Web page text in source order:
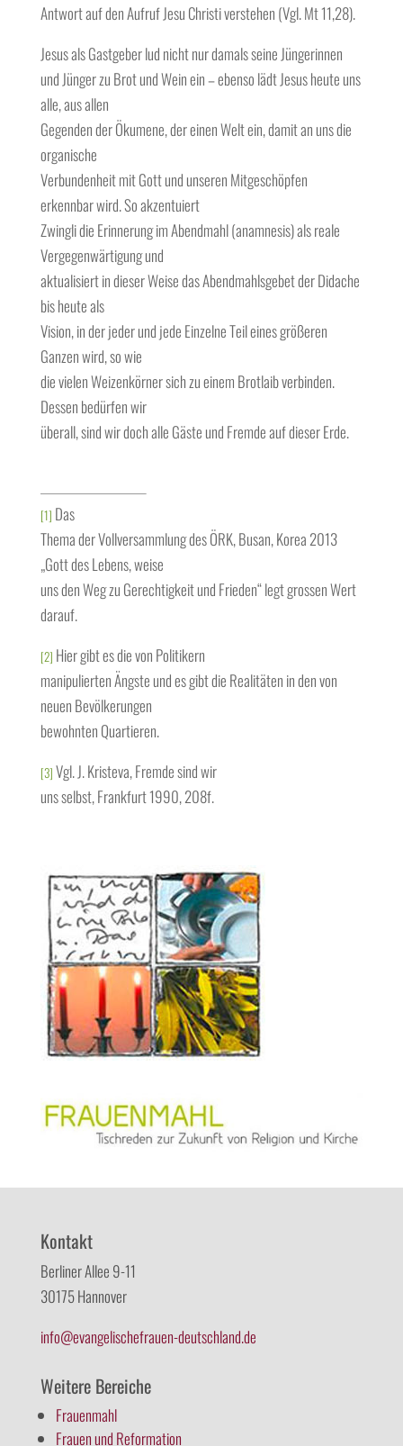
Antwort auf den Aufruf Jesu Christi verstehen (Vgl. Mt 11,28).
Jesus als Gastgeber lud nicht nur damals seine Jüngerinnen
und Jünger zu Brot und Wein ein – ebenso lädt Jesus heute uns
alle, aus allen
Gegenden der Ökumene, der einen Welt ein, damit an uns die
organische
Verbundenheit mit Gott und unseren Mitgeschöpfen
erkennbar wird. So akzentuiert
Zwingli die Erinnerung im Abendmahl (anamnesis) als reale
Vergegenwärtigung und
aktualisiert in dieser Weise das Abendmahlsgebet der Didache
bis heute als
Vision, in der jeder und jede Einzelne Teil eines größeren
Ganzen wird, so wie
die vielen Weizenkörner sich zu einem Brotlaib verbinden.
Dessen bedürfen wir
überall, sind wir doch alle Gäste und Fremde auf dieser Erde.
[1] Das
Thema der Vollversammlung des ÖRK, Busan, Korea 2013
„Gott des Lebens, weise
uns den Weg zu Gerechtigkeit und Frieden“ legt grossen Wert
darauf.
[2] Hier gibt es die von Politikern
manipulierten Ängste und es gibt die Realitäten in den von
neuen Bevölkerungen
bewohnten Quartieren.
[3] Vgl. J. Kristeva, Fremde sind wir
uns selbst, Frankfurt 1990, 208f.
Kontakt
Berliner Allee 9-11
30175 Hannover
info@evangelischefrauen-deutschland.de
Weitere Bereiche
Frauenmahl
Frauen und Reformation